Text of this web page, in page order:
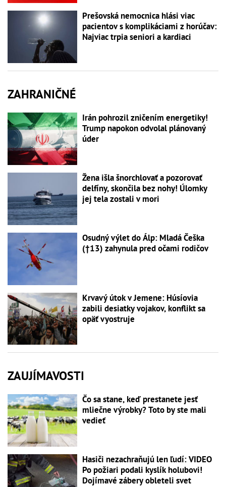
Prešovská nemocnica hlási viac
pacientov s komplikáciami z horúčav:
Najviac trpia seniori a kardiaci
ZAHRANIČNÉ
Irán pohrozil zničením energetiky!
Trump napokon odvolal plánovaný
úder
Žena išla šnorchlovať a pozorovať
delfíny, skončila bez nohy! Úlomky
jej tela zostali v mori
Osudný výlet do Álp: Mladá Češka
(†13) zahynula pred očami rodičov
Krvavý útok v Jemene: Húsíovia
zabili desiatky vojakov, konflikt sa
opäť vyostruje
ZAUJÍMAVOSTI
Čo sa stane, keď prestanete jesť
mliečne výrobky? Toto by ste mali
vedieť
Hasiči nezachraňujú len ľudí: VIDEO
Po požiari podali kyslík holubovi!
Dojímavé zábery obleteli svet